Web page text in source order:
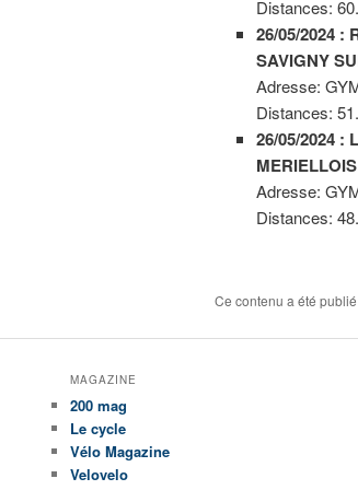
Distances:
26/05/2024 :
SAVIGNY
Adresse:
Distances:
26/05/2024 :
MERIELLOIS
Adresse:
Distances:
Ce contenu a été
MAGAZINE
200 mag
Le cycle
Vélo Magazine
Velovelo